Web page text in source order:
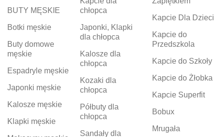
BUTY MĘSKIE
Botki męskie
Buty domowe
męskie
Espadryle męskie
Japonki męskie
Kalosze męskie
Klapki męskie
chłopca
Japonki, Klapki
dla chłopca
Kalosze dla
chłopca
Kozaki dla
chłopca
Półbuty dla
chłopca
Sandały dla
Kapcie Dla Dzieci
Kapcie do
Przedszkola
Kapcie do Szkoły
Kapcie do Żłobka
Kapcie Superfit
Bobux
Mrugała